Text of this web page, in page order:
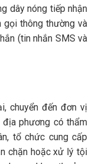
dây nóng tiếp nhận
gọi thông thường và
(tin nhắn SMS và
chuyển đến đơn vị
địa phương có thẩm
tổ chức cung cấp
chặn hoặc xử lý tội